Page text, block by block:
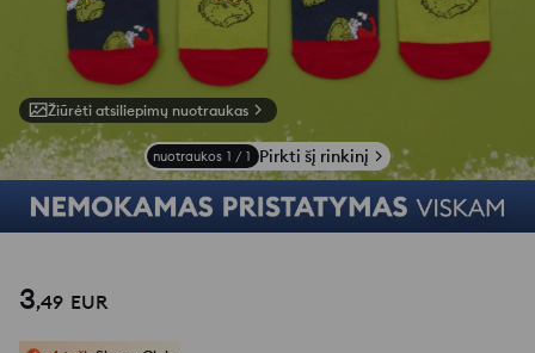
Žiūrėti atsiliepimų nuotraukas
nuotraukos 1 / 1 Pirkti šį rinkinį
3,49 EUR